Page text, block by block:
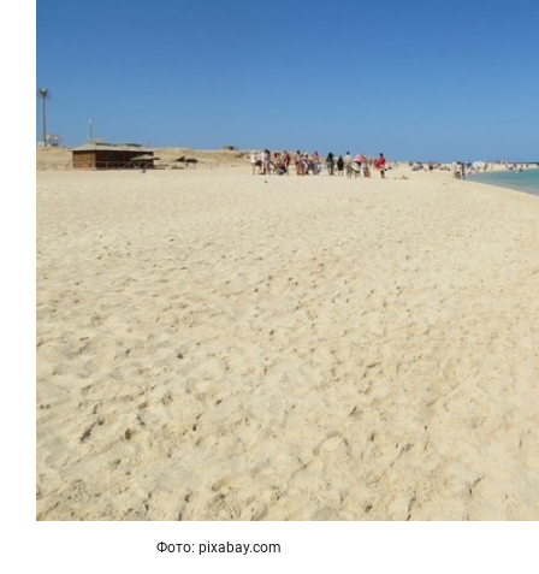
Фото: pixabay.com